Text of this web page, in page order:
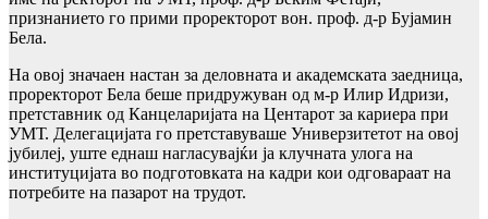
признанието го прими проректорот вон. проф. д-р Бујамин
Бела.
На овој значаен настан за деловната и академската заедница,
проректорот Бела беше придружуван од м-р Илир Идризи,
претставник од Канцеларијата на Центарот за кариера при
УМТ. Делегацијата го претставуваше Универзитетот на овој
јубилеј, уште еднаш нагласувајќи ја клучната улога на
институцијата во подготовката на кадри кои одговараат на
потребите на пазарот на трудот.